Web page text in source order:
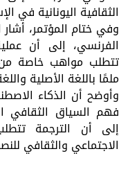
الثقافية اليونانية في
وفي ختام المؤتمر،
الفرنسي، إلى أن
تتطلب مواهب خاصة
ملمًا باللغة الأصلية
وأوضح أن الذكاء
فهم السياق الثقافي
إلى أن الترجمة
الاجتماعي والثقافي